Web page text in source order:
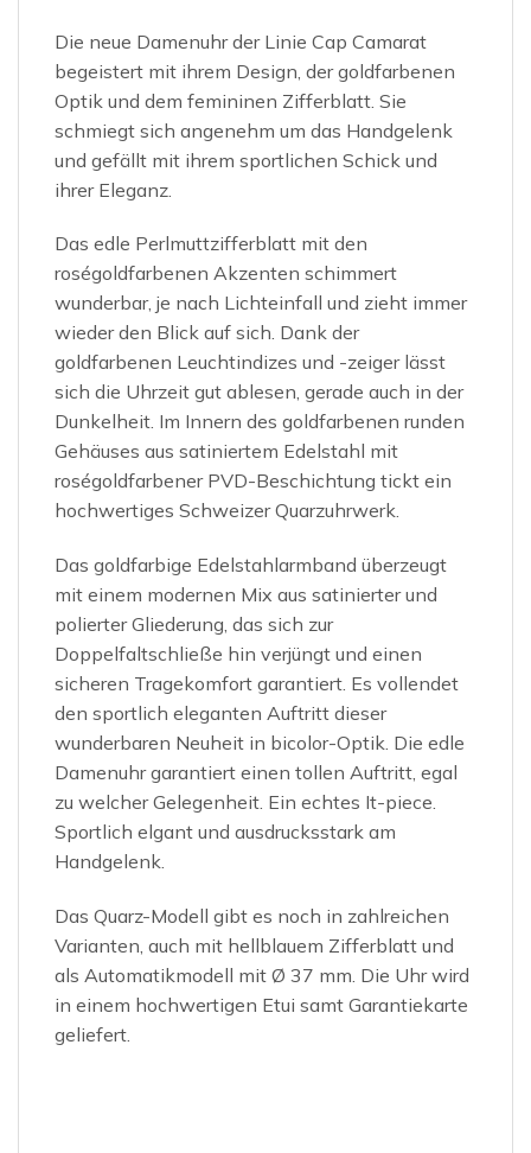
Die neue Damenuhr der Linie Cap Camarat
begeistert mit ihrem Design, der goldfarbenen
Optik und dem femininen Zifferblatt. Sie
schmiegt sich angenehm um das Handgelenk
und gefällt mit ihrem sportlichen Schick und
ihrer Eleganz.
Das edle Perlmuttzifferblatt mit den
roségoldfarbenen Akzenten schimmert
wunderbar, je nach Lichteinfall und zieht immer
wieder den Blick auf sich. Dank der
goldfarbenen Leuchtindizes und -zeiger lässt
sich die Uhrzeit gut ablesen, gerade auch in der
Dunkelheit. Im Innern des goldfarbenen runden
Gehäuses aus satiniertem Edelstahl mit
roségoldfarbener PVD-Beschichtung tickt ein
hochwertiges Schweizer Quarzuhrwerk.
Das goldfarbige Edelstahlarmband überzeugt
mit einem modernen Mix aus satinierter und
polierter Gliederung, das sich zur
Doppelfaltschließe hin verjüngt und einen
sicheren Tragekomfort garantiert. Es vollendet
den sportlich eleganten Auftritt dieser
wunderbaren Neuheit in bicolor-Optik. Die edle
Damenuhr garantiert einen tollen Auftritt, egal
zu welcher Gelegenheit. Ein echtes It-piece.
Sportlich elgant und ausdrucksstark am
Handgelenk.
Das Quarz-Modell gibt es noch in zahlreichen
Varianten, auch mit hellblauem Zifferblatt und
als Automatikmodell mit Ø 37 mm. Die Uhr wird
in einem hochwertigen Etui samt Garantiekarte
geliefert.